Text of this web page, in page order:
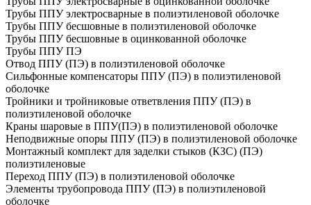
Трубы ППУ электросварные в полиэтиленовой оболочке
Трубы ППУ бесшовные в полиэтиленовой оболочке
Трубы ППУ бесшовные в оцинкованной оболочке
Трубы ППУ ПЭ
Отвод ППУ (ПЭ) в полиэтиленовой оболочке
Сильфонные компенсаторы ППУ (ПЭ) в полиэтиленовой
оболочке
Тройники и тройниковые ответвления ППУ (ПЭ) в
полиэтиленовой оболочке
Краны шаровые в ППУ(ПЭ) в полиэтиленовой оболочке
Неподвижные опоры ППУ (ПЭ) в полиэтиленовой оболочке
Монтажный комплект для заделки стыков (КЗС) (ПЭ)
полиэтиленовые
Переход ППУ (ПЭ) в полиэтиленовой оболочке
Элементы трубопровода ППУ (ПЭ) в полиэтиленовой
оболочке